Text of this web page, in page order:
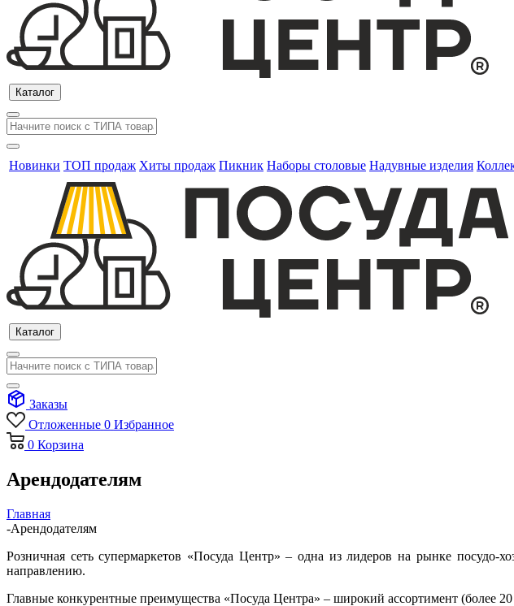
Каталог
Новинки ТОП продаж Хиты продаж Пикник Наборы столовые Надувные изделия
Каталог
Заказы
Отложенные 0 Избранное
0 Корзина
Арендодателям
Главная
-Арендодателям
Розничная сеть супермаркетов «Посуда Центр» – одна из лидеров на рынке
направлению.
Главные конкурентные преимущества «Посуда Центра» – широкий ассортимент (более